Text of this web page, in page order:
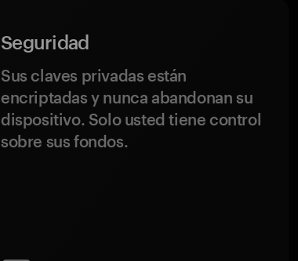
Seguridad
Sus claves privadas están
encriptadas y nunca abandonan su
dispositivo. Solo usted tiene control
sobre sus fondos.